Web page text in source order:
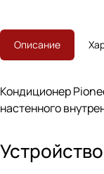
Описание
Кондиционер
настенного
Устройство